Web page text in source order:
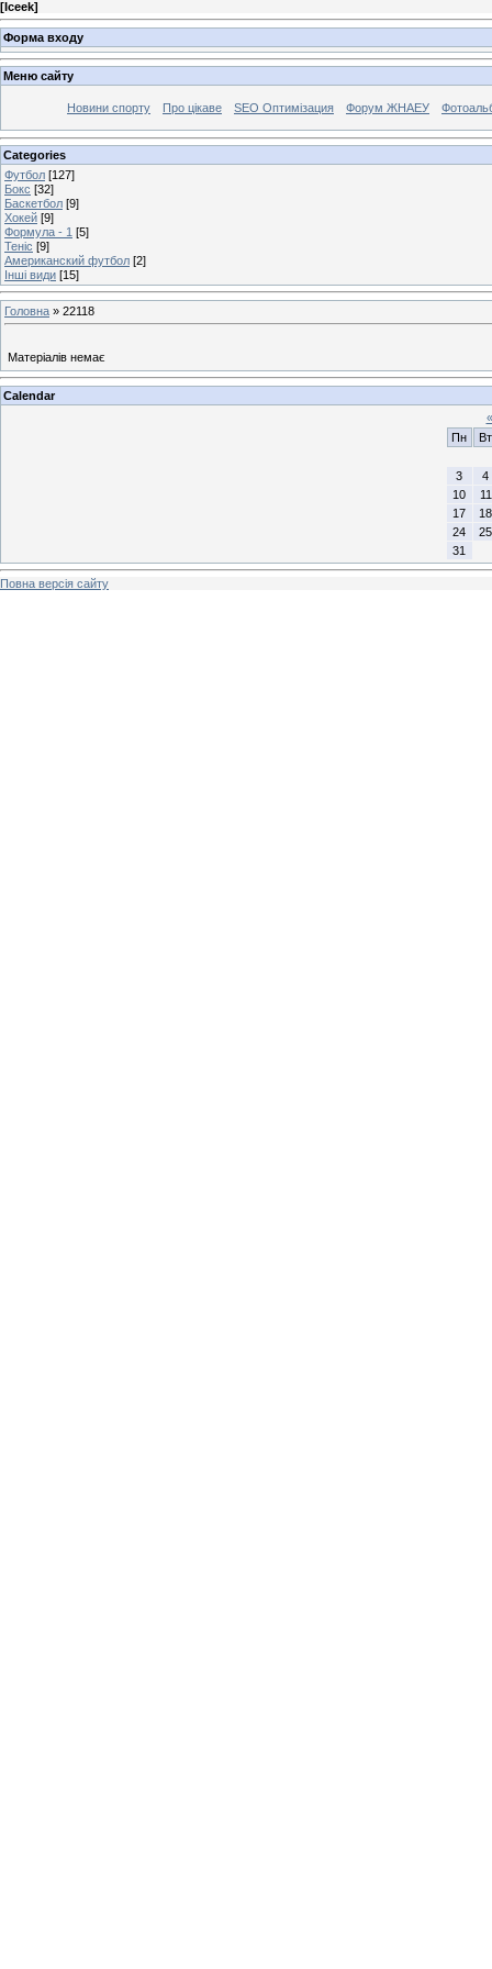
[Iceek]
Форма входу
Меню сайту
Новини спорту Про цікаве SEO Оптимізация Форум ЖНАЕУ
Categories
Футбол [127]
Бокс [32]
Баскетбол [9]
Хокей [9]
Формула - 1 [5]
Теніс [9]
Американский футбол [2]
Інші види [15]
Головна » 22118
Матеріалів немає
Calendar
«
Пн
Вт
3
4
10
11
17
18
24
25
31
Повна версія сайту